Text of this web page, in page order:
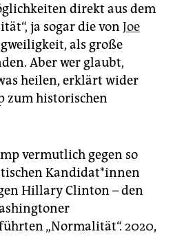
direkt aus dem
ja sogar die von Joe
als große
Aber wer glaubt,
heilen, erklärt wider
zum historischen
vermutlich gegen so
Kandidat*innen
Hillary Clinton – den
„Normalität“. 2020,